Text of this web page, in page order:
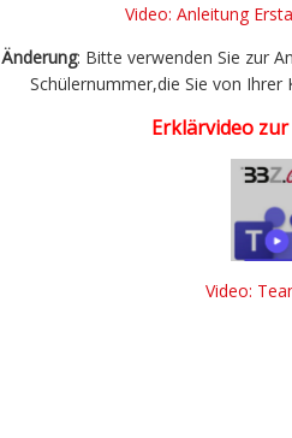
Video: Anleitung
Änderung: Bitte verwenden Sie zur
Schülernummer,die Sie von Ihrer
Erklärvideo
Video: